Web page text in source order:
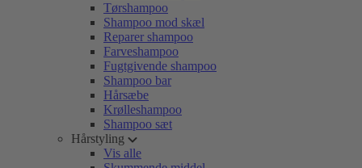
Tørshampoo
Shampoo mod skæl
Reparer shampoo
Farveshampoo
Fugtgivende shampoo
Shampoo bar
Hårsæbe
Krølleshampoo
Shampoo sæt
Hårstyling
Vis alle